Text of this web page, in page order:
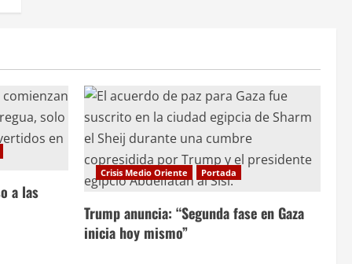
a las
Crisis Medio Oriente Portada
Trump anuncia: “Segunda fase en Gaza
inicia hoy mismo”